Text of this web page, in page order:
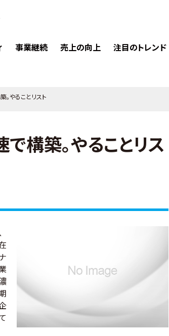
事業継続 売上の向上 注目のトレンド
やることリスト
構築。やることリス